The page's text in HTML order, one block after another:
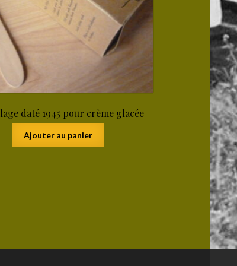
daté 1945 pour crème glacée
Ajouter au panier